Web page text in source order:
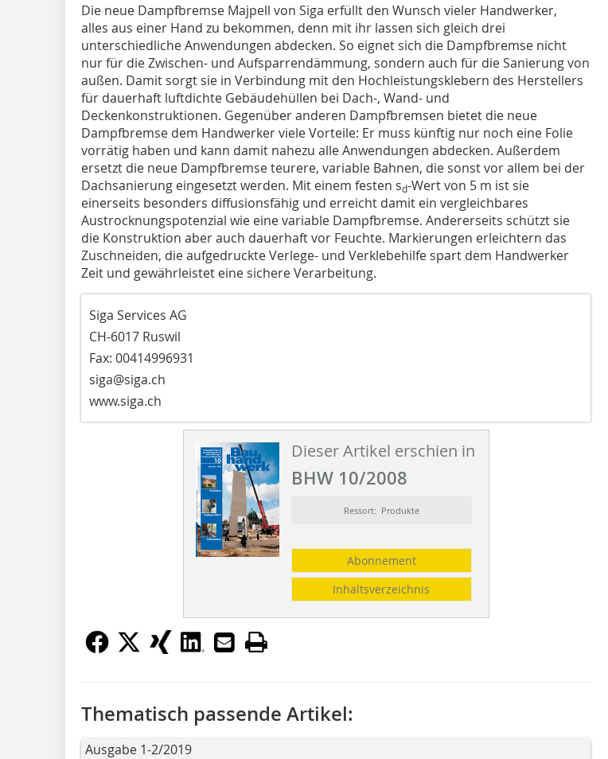
Die neue Dampfbremse Majpell von Siga erfüllt den Wunsch vieler Handwerker,
alles aus einer Hand zu bekommen, denn mit ihr lassen sich gleich drei
unterschiedliche Anwendungen abdecken. So eignet sich die Dampfbremse nicht
nur für die Zwischen- und Aufsparrendämmung, sondern auch für die Sanierung von
außen. Damit sorgt sie in Verbindung mit den Hochleistungsklebern des Herstellers
für dauerhaft luftdichte Gebäudehüllen bei Dach-, Wand- und
Deckenkonstruktionen. Gegenüber anderen Dampfbremsen bietet die neue
Dampfbremse dem Handwerker viele Vorteile: Er muss künftig nur noch eine Folie
vorrätig haben und kann damit nahezu alle Anwendungen abdecken. Außerdem
ersetzt die neue Dampfbremse teurere, variable Bahnen, die sonst vor allem bei der
Dachsanierung eingesetzt werden. Mit einem festen sd-Wert von 5 m ist sie
einerseits besonders diffusionsfähig und erreicht damit ein vergleichbares
Austrocknungspotenzial wie eine variable Dampfbremse. Andererseits schützt sie
die Kon­struktion aber auch dauerhaft vor Feuchte. Markierungen erleichtern das
Zuschneiden, die aufgedruckte Verlege- und Verklebehilfe spart dem Handwerker
Zeit und gewährleistet eine sichere Verarbeitung.
Siga Services AG
CH-6017 Ruswil
Fax: 00414996931
siga@siga.ch
www.siga.ch
Dieser Artikel erschien in
BHW 10/2008
Ressort: Produkte
Abonnement
Inhaltsverzeichnis
Thematisch passende Artikel:
Ausgabe 1-2/2019